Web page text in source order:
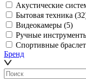
Акустические
Бытовая техника
Видеокамеры (5)
Ручные
Спортивные
Бренд